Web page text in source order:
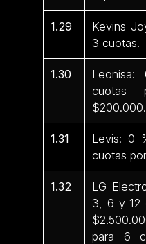
1.29
Kevins
3 cuotas.
1.30
cuotas
$200.000.
1.31
Levis: 0
cuotas
1.32
LG
3, 6 y 12
para 6